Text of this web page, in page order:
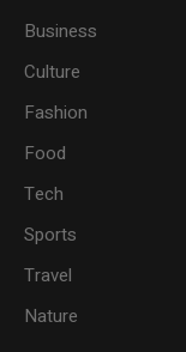
Business
Culture
Fashion
Food
Tech
Sports
Travel
Nature